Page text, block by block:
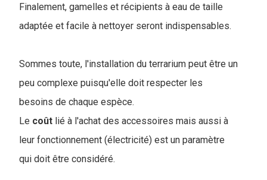
Finalement, gamelles et récipients à eau de taille
adaptée et facile à nettoyer seront indispensables.
Sommes toute, l'installation du terrarium peut être un
peu complexe puisqu'elle doit respecter les
besoins de chaque espèce.
Le coût lié à l'achat des accessoires mais aussi à
leur fonctionnement (électricité) est un paramètre
qui doit être considéré.